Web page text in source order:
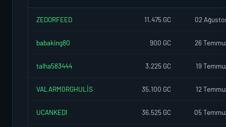
ZEDORFEED 11.475 GC 02
babaking80 900 GC 26
talha583444 3.225 GC 19
VALARM0RGHULİS 35.100 GC 12
UCANKEDI 36.525 GC 05